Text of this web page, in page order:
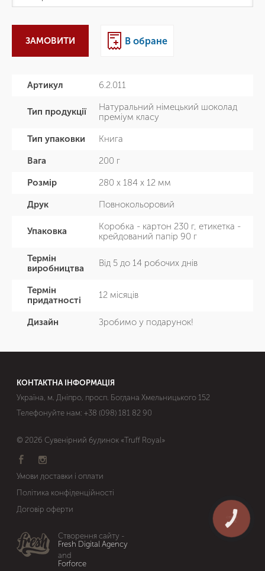
ЗАМОВИТИ В обране
Артикул 6.2.011
Тип продукції
Натуральний німецький шоколад
преміум класу
Тип упаковки Книга
Вага 200 г
Розмір 280 х 184 х 12 мм
Друк Повнокольоровий
Упаковка
Коробка - картон 230 г, етикетка -
крейдований папір 90 г
Термін
виробництва
Від 5 до 14 робочих днів
Термін
придатності
12 місяців
Дизайн Зробимо у подарунок!
КОНТАКТНА ІНФОРМАЦІЯ
Україна, м. Дніпро, просп. Богдана Хмельницького 152
Телефонуйте нам: +38 (098) 181 82 90
© 2026 Сувенірний будинок «Truff Royal»
Умови доставки і оплати
Політика конфіденційності
Договір оферти
Створення сайту -
Fresh Digital Agency
and
Forforce
КНОПКА
ЗВ'ЯЗКУ